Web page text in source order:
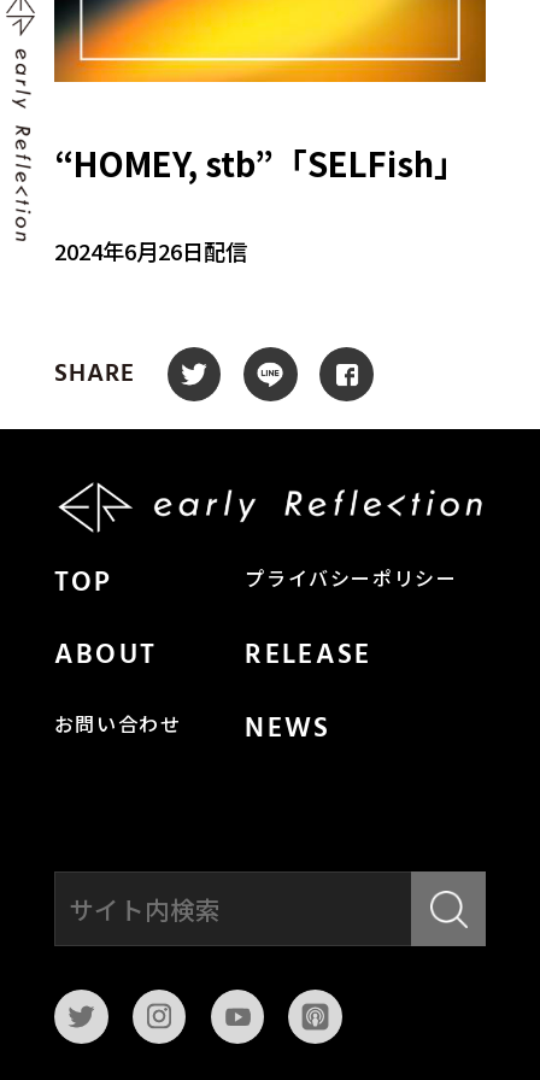
“HOMEY, stb”「SELFish」
2024年6月26日配信
SHARE
TOP プライバシーポリシー
ABOUT RELEASE
お問い合わせ NEWS